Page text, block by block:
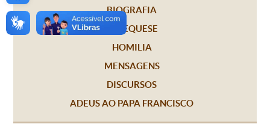
BIOGRAFIA
CATEQUESE
HOMILIA
MENSAGENS
DISCURSOS
ADEUS AO PAPA FRANCISCO